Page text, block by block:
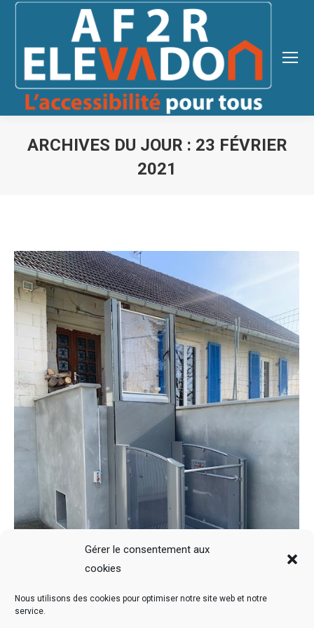
Gérer le consentement aux
cookies
Nous utilisons des cookies pour optimiser notre site web et notre
service.
ARCHIVES DU JOUR : 23 FÉVRIER
2021